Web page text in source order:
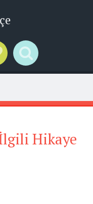
Links
Search
Hikaye